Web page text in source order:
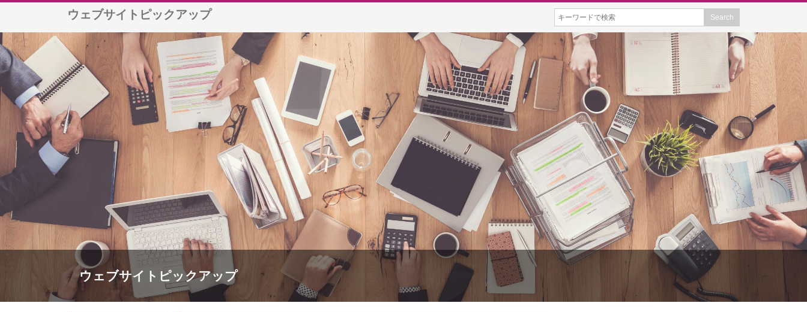
ウェブサイトピックアップ
ウェブサイトピックアップ